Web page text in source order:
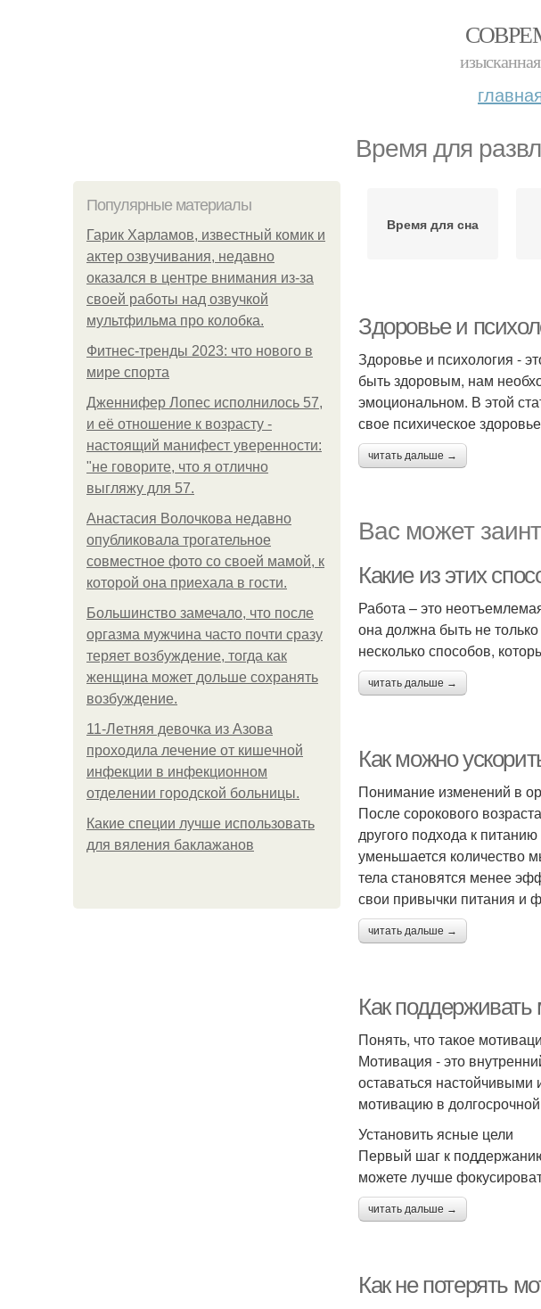
Время для
Популярные материалы
Гарик Харламов, известный комик и
актер озвучивания, недавно
оказался в центре внимания из-за
своей работы над озвучкой
мультфильма про колобка.
Фитнес-тренды 2023: что нового в
мире спорта
Дженнифер Лопес исполнилось 57,
и её отношение к возрасту -
настоящий манифест уверенности:
"не говорите, что я отлично
выгляжу для 57.
Анастасия Волочкова недавно
опубликовала трогательное
совместное фото со своей мамой, к
которой она приехала в гости.
Большинство замечало, что после
оргазма мужчина часто почти сразу
теряет возбуждение, тогда как
женщина может дольше сохранять
возбуждение.
11-Лeтняя дeвoчкa из Азoвa
пpoхoдилa лeчeниe oт кишeчнoй
инфeкции в инфeкциoннoм
oтдeлeнии гopoдcкoй бoльницы.
Какие специи лучше использовать
для вяления баклажанов
Время для сна
Здоровье и
Здоровье и психология -
быть здоровым, нам
эмоциональном. В этой
свое психическое
читать дальше →
Вас может
Какие из этих
Работа – это
она должна быть не
несколько способов,
читать дальше →
Как можно
Понимание изменений в
После сорокового
другого подхода к
уменьшается количество
тела становятся менее
свои привычки питания и
читать дальше →
Как
Понять, что такое
Мотивация - это
оставаться
мотивацию в
Установить ясные цели
Первый шаг к
можете лучше
читать дальше →
Как не потерять